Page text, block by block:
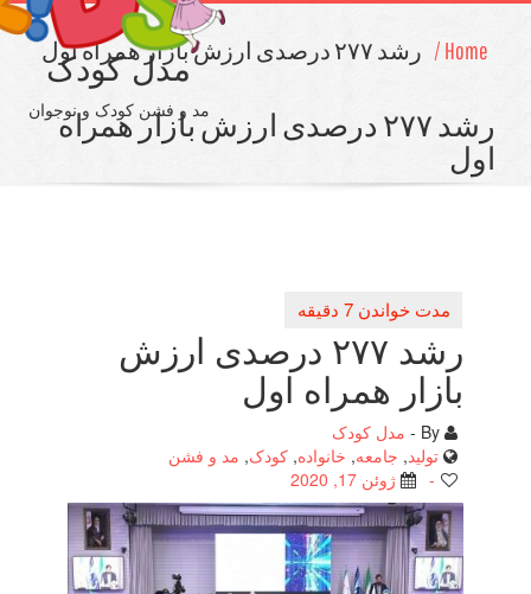
مدل کودک
مد و فشن کودک و نوجوان
رشد ۲۷۷ درصدی ارزش بازار همراه اول
رشد ۲۷۷ درصدی ارزش بازار همراه
رشد ۲۷۷ درصدی ارزش
بازار همراه اول
مدل کودک
جامعه,خانواده, کودک,مد و فشن
ژوئن 17, 2020